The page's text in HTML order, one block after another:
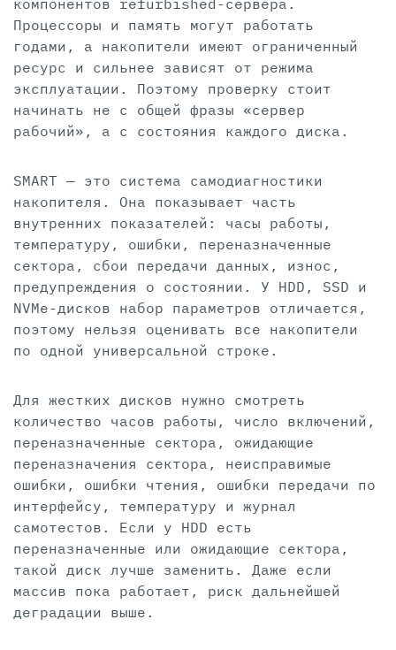
Процессоры и память могут работать
годами, а накопители имеют ограниченный
ресурс и сильнее зависят от режима
эксплуатации. Поэтому проверку стоит
начинать не с общей фразы «сервер
рабочий», а с состояния каждого диска.
SMART — это система самодиагностики
накопителя. Она показывает часть
внутренних показателей: часы работы,
температуру, ошибки, переназначенные
сектора, сбои передачи данных, износ,
предупреждения о состоянии. У HDD, SSD и
NVMe-дисков набор параметров отличается,
поэтому нельзя оценивать все накопители
по одной универсальной строке.
Для жестких дисков нужно смотреть
количество часов работы, число включений,
переназначенные сектора, ожидающие
переназначения сектора, неисправимые
ошибки, ошибки чтения, ошибки передачи по
интерфейсу, температуру и журнал
самотестов. Если у HDD есть
переназначенные или ожидающие сектора,
такой диск лучше заменить. Даже если
массив пока работает, риск дальнейшей
деградации выше.